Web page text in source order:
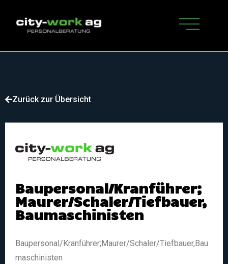
Zurück zur Übersicht
Baupersonal/Kranführer;
Maurer/Schaler/Tiefbauer,
Baumaschinisten
Baupersonal/Kranführer;Maurer/Schaler/Tiefbauer,Bau
maschinisten